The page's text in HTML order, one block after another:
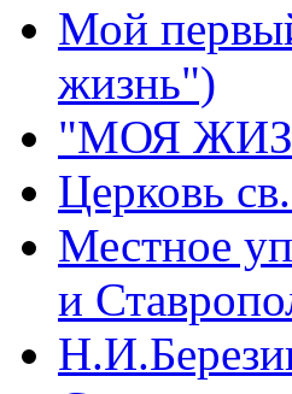
Мой
жизнь")
"МОЯ
Церковь
Местное
и